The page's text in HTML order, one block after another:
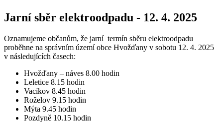
Jarní sběr elektroodpadu - 12. 4. 2025
Oznamujeme občanům, že jarní termín sběru elektroodpadu
proběhne na správním území obce Hvožďany v sobotu 12. 4. 2025
v následujících časech:
Hvožďany – náves 8.00 hodin
Leletice 8.15 hodin
Vacíkov 8.45 hodin
Roželov 9.15 hodin
Mýta 9.45 hodin
Pozdyně 10.15 hodin